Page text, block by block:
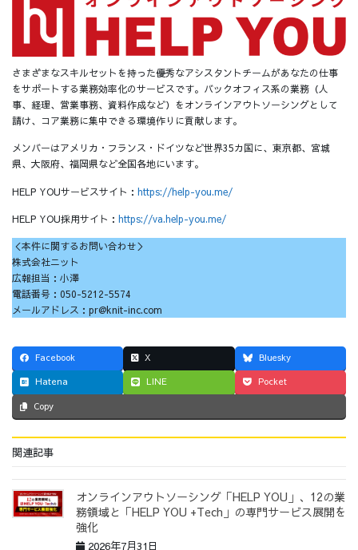
さまざまなスキルセットを持った優秀なアシスタントチームがあなたの仕事
をサポートする業務効率化のサービスです。バックオフィス系の業務（人
事、経理、営業事務、資料作成など）をオンラインアウトソーシングとして
請け、コア業務に集中できる環境作りに貢献します。
メンバーはアメリカ・フランス・ドイツなど世界35カ国に、東京都、宮城
県、大阪府、福岡県など全国各地にいます。
HELP YOUサービスサイト： https://help-you.me/
HELP YOU採用サイト： https://va.help-you.me/
＜本件に関するお問い合わせ＞
株式会社ニット
広報担当：小澤
電話番号：050-5212-5574
メールアドレス：pr@knit-inc.com
Facebook X
Bluesky
Hatena
LINE Pocket
Copy
関連記事
オンラインアウトソーシング「HELP YOU」、12の業
務領域と「HELP YOU +Tech」の専門サービス展開を
強化
2026年7月31日